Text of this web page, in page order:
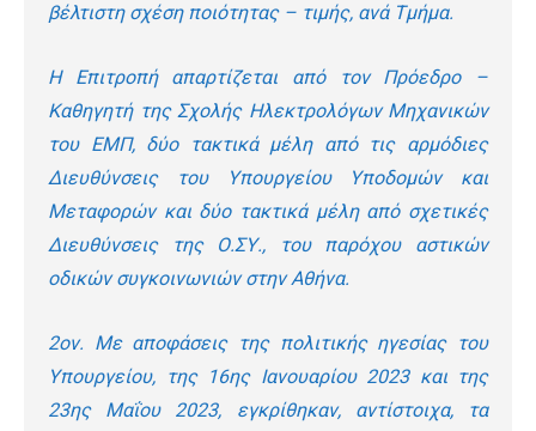
βέλτιστη σχέση ποιότητας – τιμής, ανά Τμήμα.
Η Επιτροπή απαρτίζεται από τον Πρόεδρο –
Καθηγητή της Σχολής Ηλεκτρολόγων Μηχανικών
του ΕΜΠ, δύο τακτικά μέλη από τις αρμόδιες
Διευθύνσεις του Υπουργείου Υποδομών και
Μεταφορών και δύο τακτικά μέλη από σχετικές
Διευθύνσεις της Ο.ΣΥ., του παρόχου αστικών
οδικών συγκοινωνιών στην Αθήνα.
2ον. Με αποφάσεις της πολιτικής ηγεσίας του
Υπουργείου, της 16ηςΙανουαρίου 2023 και της
23ηςΜαΐου 2023, εγκρίθηκαν, αντίστοιχα, τα